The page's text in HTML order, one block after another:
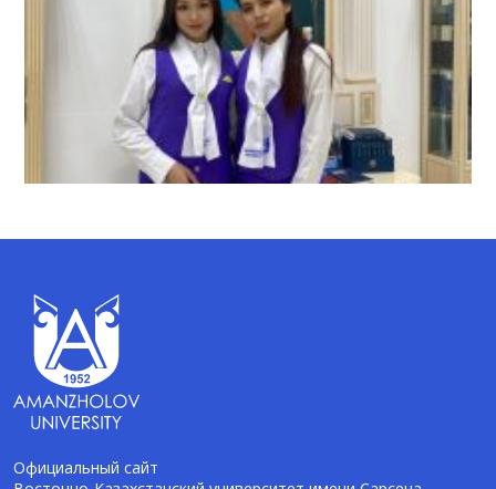
Официальный сайт